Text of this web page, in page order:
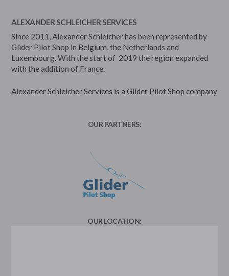
ALEXANDER SCHLEICHER SERVICES
Since 2011, Alexander Schleicher has been represented by
Glider Pilot Shop in Belgium, the Netherlands and
Luxembourg. With the start of 2019 the region expanded
with the addition of France.
Alexander Schleicher Services is a Glider Pilot Shop company
OUR PARTNERS:
OUR LOCATION: